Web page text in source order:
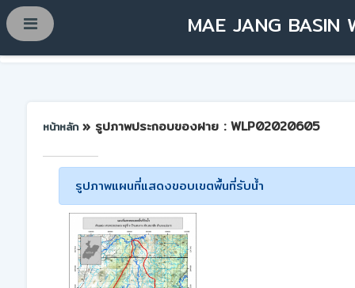
MAE JANG BASIN
หน้าหลัก » รูปภาพประกอบของฝาย : WLP02020605
รูปภาพแผนที่แสดงขอบเขตพื้นที่รับน้ำ